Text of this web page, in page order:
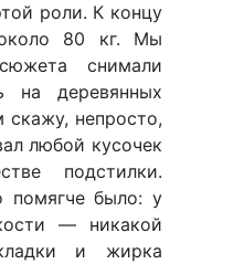
роли. К концу
80 кг. Мы
снимали
на деревянных
непросто,
любой кусочек
подстилки.
помягче было: у
— никакой
и жирка